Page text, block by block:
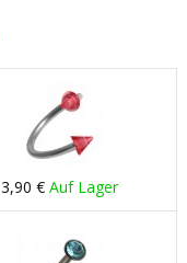
3,90 € Auf Lager